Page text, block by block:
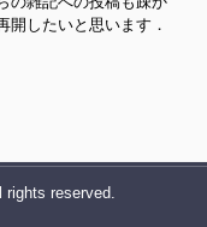
開したいと思います．
reserved.